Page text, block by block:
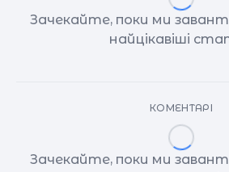
Зачекайте, поки ми
найцікавіші
КОМЕНТАРІ
Зачекайте, поки ми